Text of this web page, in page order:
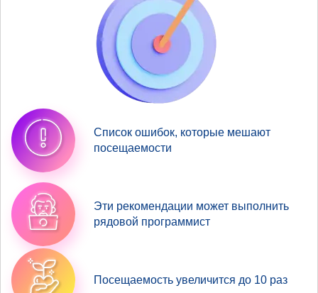
Список ошибок, которые мешают
посещаемости
Эти рекомендации может выполнить
рядовой программист
Посещаемость увеличится до 10 раз